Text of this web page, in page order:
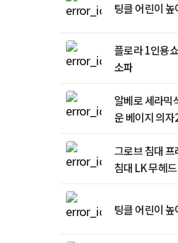
팅클 어린이
플로라 1인용
소파
알베로 세라믹
운 베이지 의
그로브 침대
침대 LK 무헤
팅클 어린이